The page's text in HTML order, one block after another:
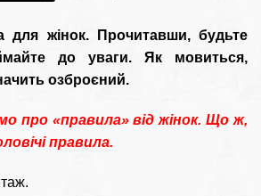
для жінок. Прочитавши, будьте
до уваги. Як мовиться,
озброєний.
про «правила» від жінок. Що ж,
правила.